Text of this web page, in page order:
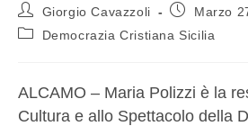
Giorgio Cavazzoli
Marzo
Democrazia Cristiana Sicilia
ALCAMO – Maria Polizzi è la
Cultura e allo Spettacolo della